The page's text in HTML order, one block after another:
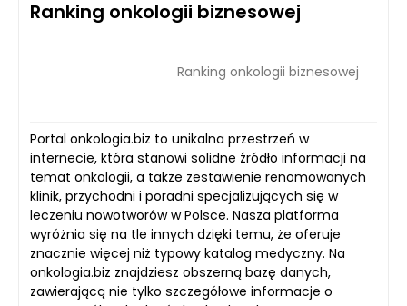
Ranking onkologii biznesowej
Ranking onkologii biznesowej
Portal onkologia.biz to unikalna przestrzeń w
internecie, która stanowi solidne źródło informacji na
temat onkologii, a także zestawienie renomowanych
klinik, przychodni i poradni specjalizujących się w
leczeniu nowotworów w Polsce. Nasza platforma
wyróżnia się na tle innych dzięki temu, że oferuje
znacznie więcej niż typowy katalog medyczny. Na
onkologia.biz znajdziesz obszerną bazę danych,
zawierającą nie tylko szczegółowe informacje o